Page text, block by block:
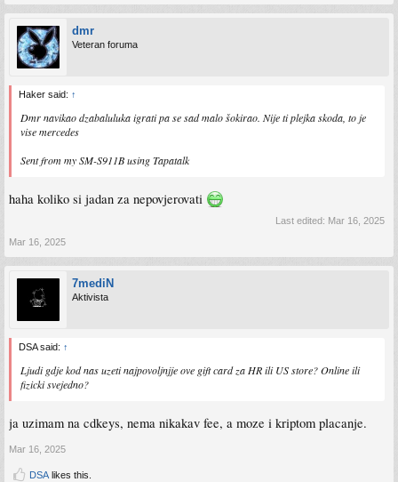
dmr
Veteran foruma
Haker said: ↑
Dmr navikao dzabaluluka igrati pa se sad malo šokirao. Nije ti plejka skoda, to je
vise mercedes
Sent from my SM-S911B using Tapatalk
haha koliko si jadan za nepovjerovati
Last edited: Mar 16, 2025
Mar 16, 2025
7mediN
Aktivista
DSA said: ↑
Ljudi gdje kod nas uzeti najpovoljnjje ove gift card za HR ili US store? Online ili
fizicki svejedno?
ja uzimam na cdkeys, nema nikakav fee, a moze i kriptom placanje.
Mar 16, 2025
DSA likes this.